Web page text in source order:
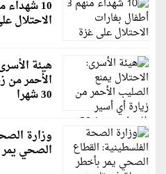
الاحتلال
هيئة
الأحمر من
30 شهرا
وزارة
الصحي